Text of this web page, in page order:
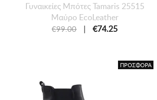
Γυναικείες Mπότες Tamaris 25515
Μαύρο EcoLeather
€99.00 | €74.25
ΠΡΟΣΦΟΡΑ